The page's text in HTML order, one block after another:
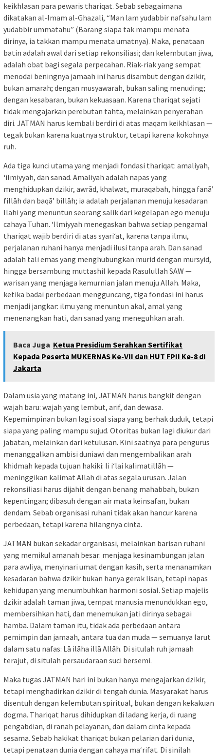
keikhlasan para pewaris thariqat. Sebab sebagaimana
dikatakan al-Imam al-Ghazali, “Man lam yudabbir nafsahu lam
yudabbir ummatahu” (Barang siapa tak mampu menata
dirinya, ia takkan mampu menata umatnya). Maka, penataan
batin adalah awal dari setiap rekonsiliasi; dan kelembutan jiwa,
adalah obat bagi segala perpecahan. Riak-riak yang sempat
menodai beningnya jamaah ini harus disambut dengan dzikir,
bukan amarah; dengan musyawarah, bukan saling menuding;
dengan kesabaran, bukan kekuasaan. Karena thariqat sejati
tidak mengajarkan perebutan tahta, melainkan penyerahan
diri. JATMAN harus kembali berdiri di atas maqam keikhlasan —
tegak bukan karena kuatnya struktur, tetapi karena kokohnya
ruh.
Ada tiga kunci utama yang menjadi fondasi thariqat: amaliyah,
‘ilmiyyah, dan sanad. Amaliyah adalah napas yang
menghidupkan dzikir, awrād, khalwat, muraqabah, hingga fanā’
fillāh dan baqā’ billāh; ia adalah perjalanan menuju kesadaran
Ilahi yang menuntun seorang salik dari kegelapan ego menuju
cahaya Tuhan. ‘Ilmiyyah menegaskan bahwa setiap pengamal
thariqat wajib berdiri di atas syari‘at, karena tanpa ilmu,
perjalanan ruhani hanya menjadi ilusi tanpa arah. Dan sanad
adalah tali emas yang menghubungkan murid dengan mursyid,
hingga bersambung muttashil kepada Rasulullah SAW —
warisan yang menjaga kemurnian jalan menuju Allah. Maka,
ketika badai perbedaan mengguncang, tiga fondasi ini harus
menjadi jangkar: ilmu yang menuntun akal, amal yang
menenangkan hati, dan sanad yang meneguhkan arah.
Baca Juga Ketua Presidium Serahkan Sertifikat
Kepada Peserta MUKERNAS Ke-VII dan HUT FPII Ke-8 di
Jakarta
Dalam usia yang matang ini, JATMAN harus bangkit dengan
wajah baru: wajah yang lembut, arif, dan dewasa.
Kepemimpinan bukan lagi soal siapa yang berhak duduk, tetapi
siapa yang paling mampu sujud. Otoritas bukan lagi diukur dari
jabatan, melainkan dari ketulusan. Kini saatnya para pengurus
menanggalkan ambisi duniawi dan mengembalikan arah
khidmah kepada tujuan hakiki: li i‘lai kalimatillāh —
meninggikan kalimat Allah di atas segala urusan. Jalan
rekonsiliasi harus dijahit dengan benang mahabbah, bukan
kepentingan; dibasuh dengan air mata keinsafan, bukan
dendam. Sebab organisasi ruhani tidak akan hancur karena
perbedaan, tetapi karena hilangnya cinta.
JATMAN bukan sekadar organisasi, melainkan barisan ruhani
yang memikul amanah besar: menjaga kesinambungan jalan
para awliya, menyinari umat dengan kasih, serta menanamkan
kesadaran bahwa dzikir bukan hanya gerak lisan, tetapi napas
kehidupan yang menumbuhkan harmoni sosial. Setiap majelis
dzikir adalah taman jiwa, tempat manusia menundukkan ego,
membersihkan hati, dan menemukan jati dirinya sebagai
hamba. Dalam taman itu, tidak ada perbedaan antara
pemimpin dan jamaah, antara tua dan muda — semuanya larut
dalam satu nafas: Lā ilāha illā Allāh. Di situlah ruh jamaah
terajut, di situlah persaudaraan suci bersemi.
Maka tugas JATMAN hari ini bukan hanya mengajarkan dzikir,
tetapi menghadirkan dzikir di tengah dunia. Masyarakat harus
disentuh dengan kelembutan spiritual, bukan dengan kekakuan
dogma. Thariqat harus dihidupkan di ladang kerja, di ruang
pengabdian, di ranah pelayanan, dan dalam cinta kepada
sesama. Sebab hakikat thariqat bukan pelarian dari dunia,
tetapi penataan dunia dengan cahaya ma‘rifat. Di sinilah